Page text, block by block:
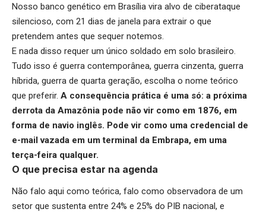
Nosso banco genético em Brasília vira alvo de ciberataque
silencioso, com 21 dias de janela para extrair o que
pretendem antes que sequer notemos.
E nada disso requer um único soldado em solo brasileiro.
Tudo isso é guerra contemporânea, guerra cinzenta, guerra
híbrida, guerra de quarta geração, escolha o nome teórico
que preferir. A consequência prática é uma só: a próxima
derrota da Amazônia pode não vir como em 1876, em
forma de navio inglês. Pode vir como uma credencial de
e-mail vazada em um terminal da Embrapa, em uma
terça-feira qualquer.
O que precisa estar na agenda
Não falo aqui como teórica, falo como observadora de um
setor que sustenta entre 24% e 25% do PIB nacional, e